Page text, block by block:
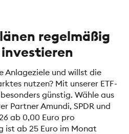
regelmäßig
Anlageziele und willst die
nutzen? Mit unserer ETF-
günstig. Wähle aus
Partner Amundi, SPDR und
ab 0,00 Euro pro
ist ab 25 Euro im Monat